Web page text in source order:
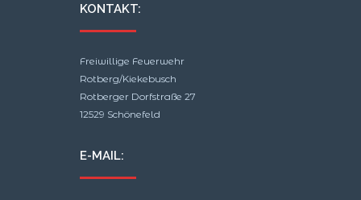
KONTAKT:
Freiwillige Feuerwehr
Rotberg/Kiekebusch
Rotberger Dorfstraße 27
12529 Schönefeld
E-MAIL: